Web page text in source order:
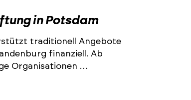
in Potsdam
traditionell Angebote
finanziell. Ab
Organisationen …